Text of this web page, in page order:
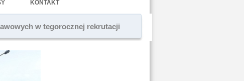
KONTAKT
w tegorocznej rekrutacji